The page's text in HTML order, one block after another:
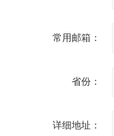
常用邮箱：
省份：
详细地址：